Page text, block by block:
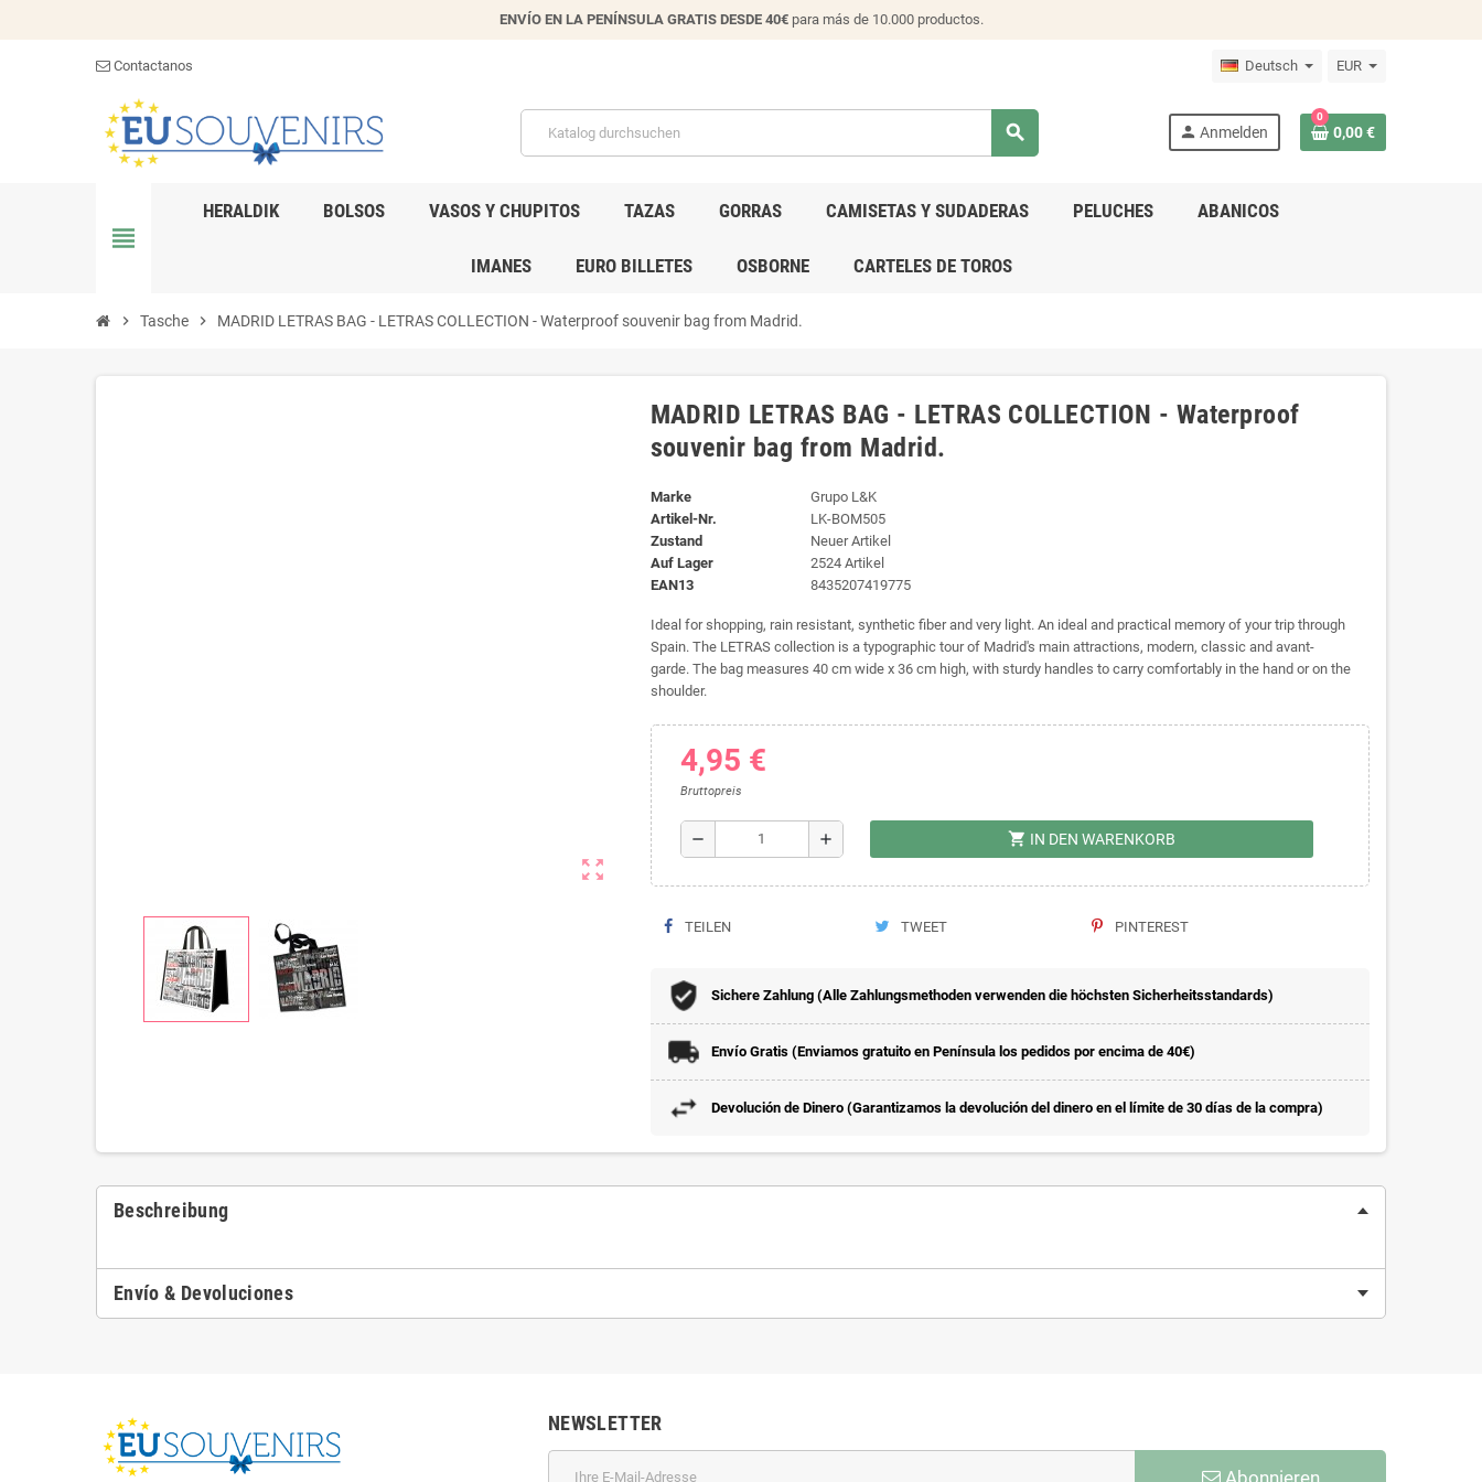
ENVÍO EN LA PENÍNSULA GRATIS DESDE 40€para más de 10.000 productos.
Contactanos Deutsch EUR
search person Anmelden
0
0,00 €
view_headline
HERALDIK BOLSOS VASOS Y CHUPITOS TAZAS GORRAS CAMISETAS Y SUDADERAS PELUCHES ABANICOS
IMANES EURO BILLETES OSBORNE CARTELES DE TOROS
chevron_right Tasche chevron_right MADRID LETRAS BAG - LETRAS COLLECTION - Waterproof souvenir bag from Madrid.
zoom_out_map
MADRID LETRAS BAG - LETRAS COLLECTION - Waterproof
souvenir bag from Madrid.
Marke
Grupo L&K
Artikel-Nr.
LK-BOM505
Zustand
Neuer Artikel
Auf Lager
2524 Artikel
EAN13
8435207419775
Ideal for shopping, rain resistant, synthetic fiber and very light. An ideal and practical memory of your trip through
Spain. The LETRAS collection is a typographic tour of Madrid's main attractions, modern, classic and avant-
garde. The bag measures 40 cm wide x 36 cm high, with sturdy handles to carry comfortably in the hand or on the
shoulder.
4,95 €
Bruttopreis
remove add shopping_cart IN DEN WARENKORB
TEILEN TWEET PINTEREST
Sichere Zahlung (Alle Zahlungsmethoden verwenden die höchsten Sicherheitsstandards)
Envío Gratis (Enviamos gratuito en Península los pedidos por encima de 40€)
Devolución de Dinero (Garantizamos la devolución del dinero en el límite de 30 días de la compra)
Beschreibung
Envío & Devoluciones
NEWSLETTER
Abonnieren